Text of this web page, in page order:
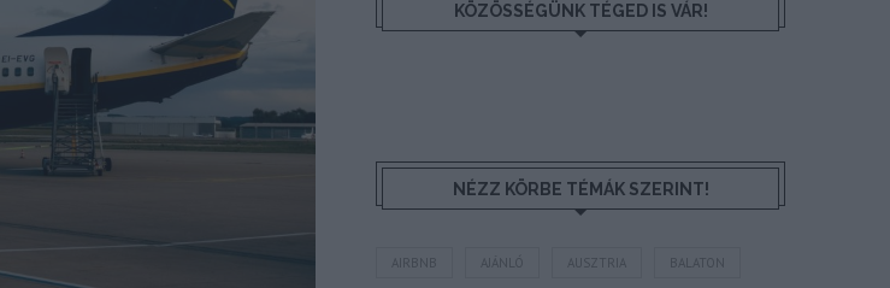
KÖZÖSSÉGÜNK TÉGED IS VÁR!
NÉZZ KÖRBE TÉMÁK SZERINT!
AIRBNB AJÁNLÓ AUSZTRIA BALATON